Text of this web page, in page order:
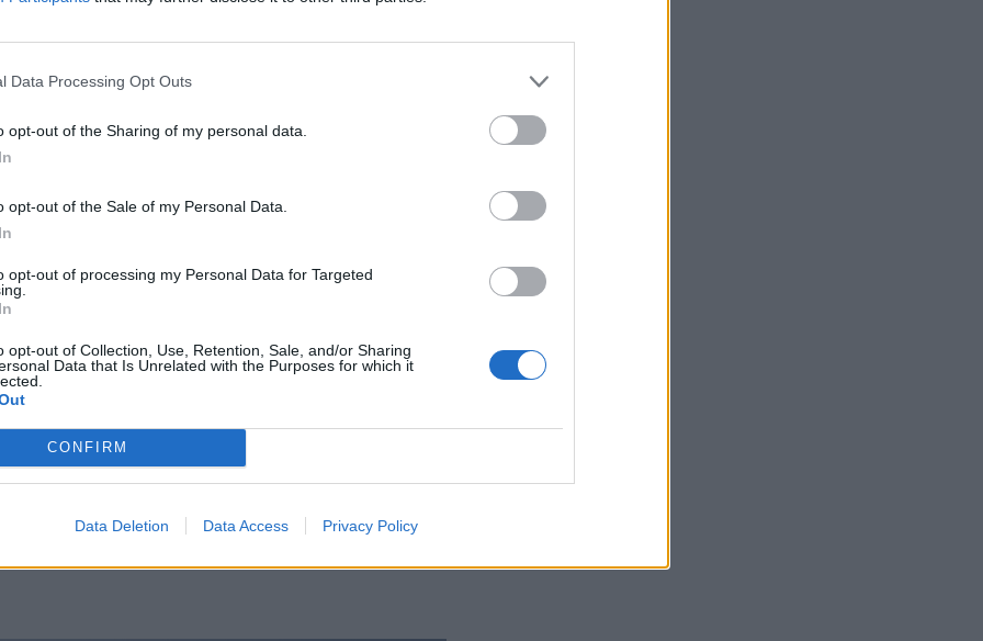
Data Processing Opt Outs
opt-out of the Sharing of my personal data.
opt-out of the Sale of my Personal Data.
opt-out of processing my Personal Data for Targeted
opt-out of Collection, Use, Retention, Sale, and/or Sharing
Data that Is Unrelated with the Purposes for which it
CONFIRM
Data Deletion Data Access Privacy Policy